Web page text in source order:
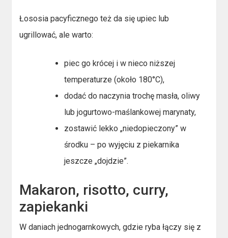
Łososia pacyficznego też da się upiec lub
ugrillować, ale warto:
piec go krócej i w nieco niższej
temperaturze (około 180°C),
dodać do naczynia trochę masła, oliwy
lub jogurtowo-maślankowej marynaty,
zostawić lekko „niedopieczony” w
środku – po wyjęciu z piekarnika
jeszcze „dojdzie”.
Makaron, risotto, curry,
zapiekanki
W daniach jednogarnkowych, gdzie ryba łączy się z